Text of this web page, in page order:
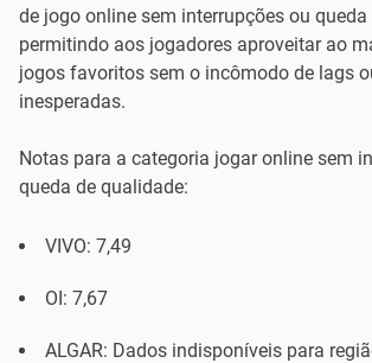
de jogo online sem interrupções ou
permitindo aos jogadores aproveitar ao
jogos favoritos sem o incômodo de lags
inesperadas.
Notas para a categoria jogar online sem
queda de qualidade:
VIVO: 7,49
OI: 7,67
ALGAR: Dados indisponíveis para